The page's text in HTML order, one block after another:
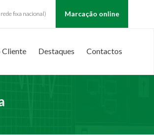
fixa nacional) Marcação online
Cliente Destaques Contactos